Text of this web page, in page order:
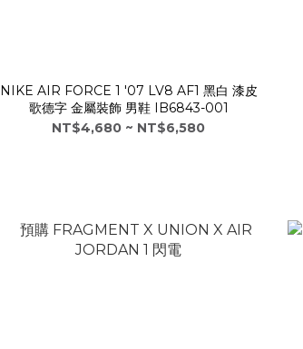
NIKE AIR FORCE 1 '07 LV8 AF1 黑白 漆皮
歌德字 金屬裝飾 男鞋 IB6843-001
NT$4,680 ~ NT$6,580